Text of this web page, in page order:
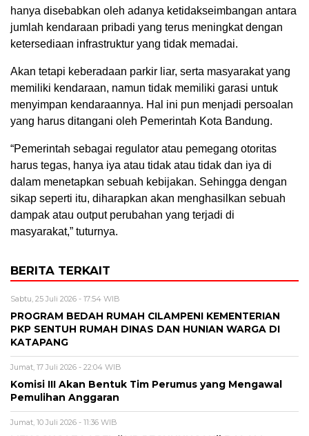
hanya disebabkan oleh adanya ketidakseimbangan antara
jumlah kendaraan pribadi yang terus meningkat dengan
ketersediaan infrastruktur yang tidak memadai.
Akan tetapi keberadaan parkir liar, serta masyarakat yang
memiliki kendaraan, namun tidak memiliki garasi untuk
menyimpan kendaraannya. Hal ini pun menjadi persoalan
yang harus ditangani oleh Pemerintah Kota Bandung.
“Pemerintah sebagai regulator atau pemegang otoritas
harus tegas, hanya iya atau tidak atau tidak dan iya di
dalam menetapkan sebuah kebijakan. Sehingga dengan
sikap seperti itu, diharapkan akan menghasilkan sebuah
dampak atau output perubahan yang terjadi di
masyarakat,” tuturnya.
BERITA TERKAIT
Sabtu, 25 Juli 2026 - 17:54 WIB
PROGRAM BEDAH RUMAH CILAMPENI KEMENTERIAN
PKP SENTUH RUMAH DINAS DAN HUNIAN WARGA DI
KATAPANG
Jumat, 17 Juli 2026 - 22:04 WIB
Komisi III Akan Bentuk Tim Perumus yang Mengawal
Pemulihan Anggaran
Jumat, 10 Juli 2026 - 11:36 WIB